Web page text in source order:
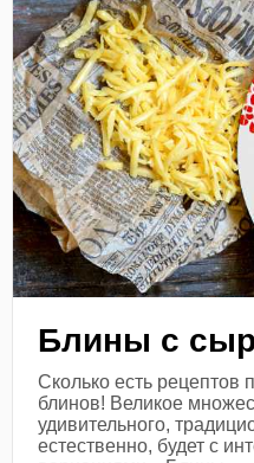
Блины с
Сколько есть рецептов
блинов! Великое
удивительного,
естественно, будет с